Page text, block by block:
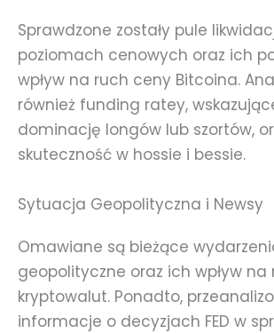
Sprawdzone zostały pule
poziomach cenowych oraz ich
wpływ na ruch ceny Bitcoina.
również funding ratey,
dominację longów lub szortów,
skuteczność w hossie i bessie.
Sytuacja Geopolityczna i Newsy
Omawiane są bieżące
geopolityczne oraz ich wpływ na
kryptowalut. Ponadto,
informacje o decyzjach FED w